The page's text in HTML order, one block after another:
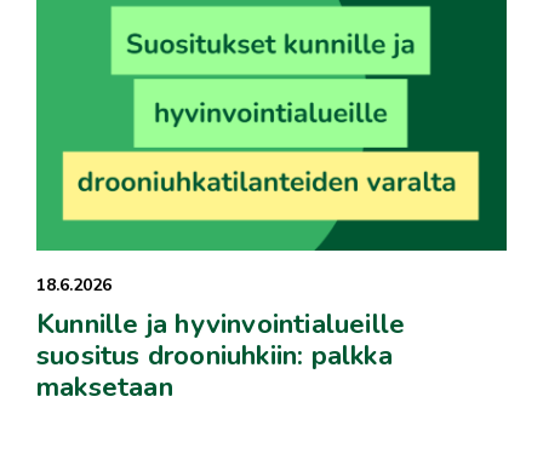
18.6.2026
Kunnille ja hyvinvointialueille
suositus drooniuhkiin: palkka
maksetaan